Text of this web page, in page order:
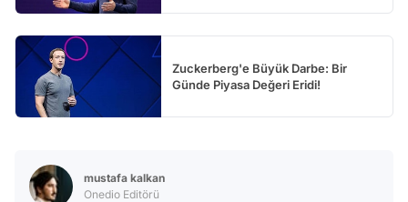
Zuckerberg'e Büyük Darbe: Bir
Günde Piyasa Değeri Eridi!
mustafa kalkan
Onedio Editörü